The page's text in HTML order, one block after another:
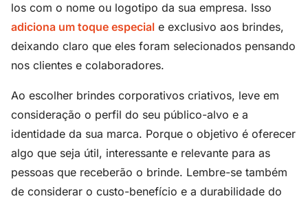
los com o nome ou logotipo da sua empresa. Isso
adiciona um toque especial e exclusivo aos brindes,
deixando claro que eles foram selecionados pensando
nos clientes e colaboradores.
Ao escolher brindes corporativos criativos, leve em
consideração o perfil do seu público-alvo e a
identidade da sua marca. Porque o objetivo é oferecer
algo que seja útil, interessante e relevante para as
pessoas que receberão o brinde. Lembre-se também
de considerar o custo-benefício e a durabilidade do